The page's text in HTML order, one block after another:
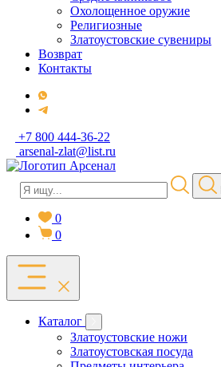
Охолощенное оружие
Религиозные
Златоустовские сувениры
Возврат
Контакты
+7 800 444-36-22
arsenal-zlat@list.ru
0
0
Каталог
Златоустовские ножи
Златоустовская посуда